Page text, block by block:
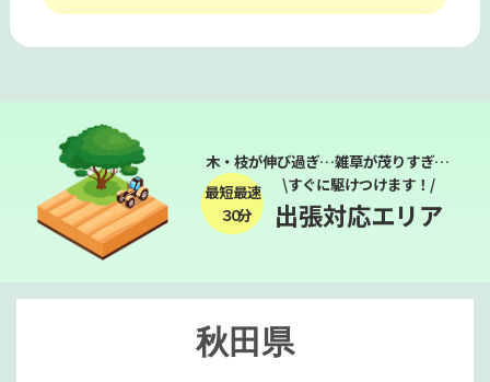
木・枝が伸び過ぎ…雑草が茂りすぎ…
最短最速
３０分
\すぐに駆けつけます！/
出張対応エリア
秋田県